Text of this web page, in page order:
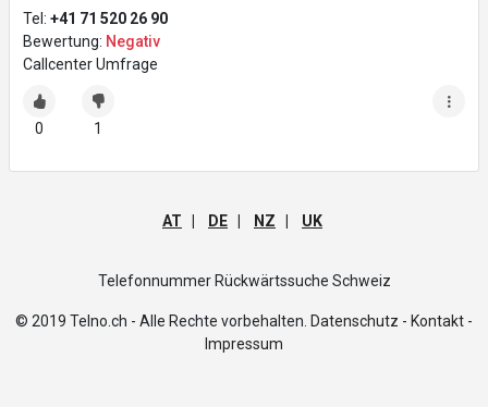
Tel: +41 71 520 26 90
Bewertung: Negativ
Callcenter Umfrage
0 1
AT DE NZ UK
Telefonnummer Rückwärtssuche Schweiz
© 2019 Telno.ch - Alle Rechte vorbehalten. Datenschutz - Kontakt -
Impressum